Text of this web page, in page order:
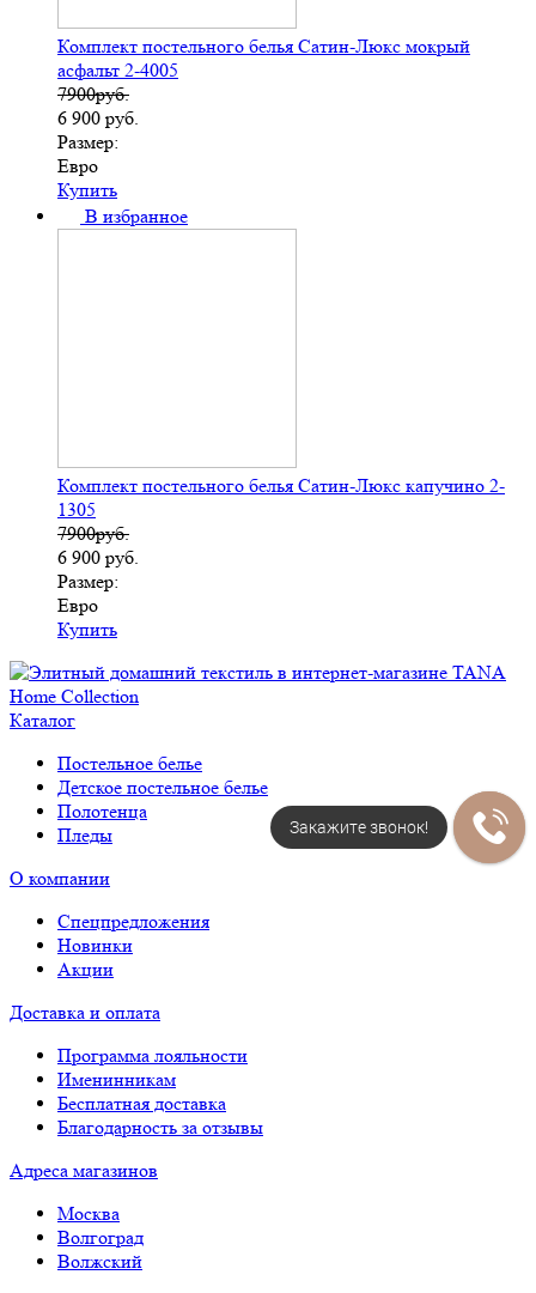
Комплект постельного белья Сатин-Люкс мокрый
асфальт 2-4005
7900руб.
6 900 руб.
Размер:
Евро
Купить
В избранное
Комплект постельного белья Сатин-Люкс капучино 2-
1305
7900руб.
6 900 руб.
Размер:
Евро
Купить
Каталог
Постельное белье
Детское постельное белье
Полотенца
Пледы
О компании
Спецпредложения
Новинки
Акции
Доставка и оплата
Программа лояльности
Именинникам
Бесплатная доставка
Благодарность за отзывы
Адреса магазинов
Москва
Волгоград
Волжский
Закажите звонок!